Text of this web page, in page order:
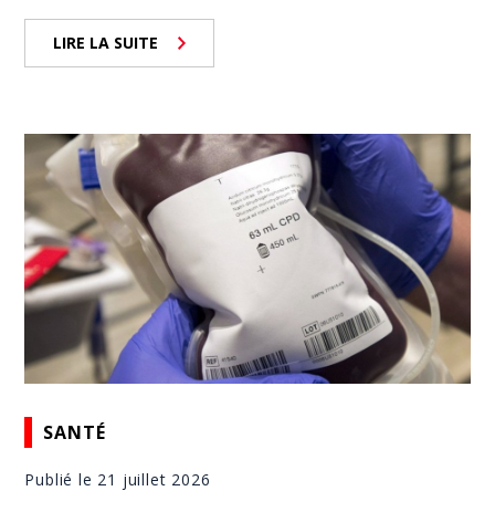
LIRE LA SUITE
SANTÉ
Publié le 21 juillet 2026